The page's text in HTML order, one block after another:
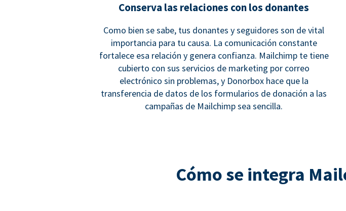
Conserva las relaciones con los donantes
Como bien se sabe, tus donantes y seguidores son de vital
importancia para tu causa. La comunicación constante
fortalece esa relación y genera confianza. Mailchimp te tiene
cubierto con sus servicios de marketing por correo
electrónico sin problemas, y Donorbox hace que la
transferencia de datos de los formularios de donación a las
campañas de Mailchimp sea sencilla.
Cómo se integra